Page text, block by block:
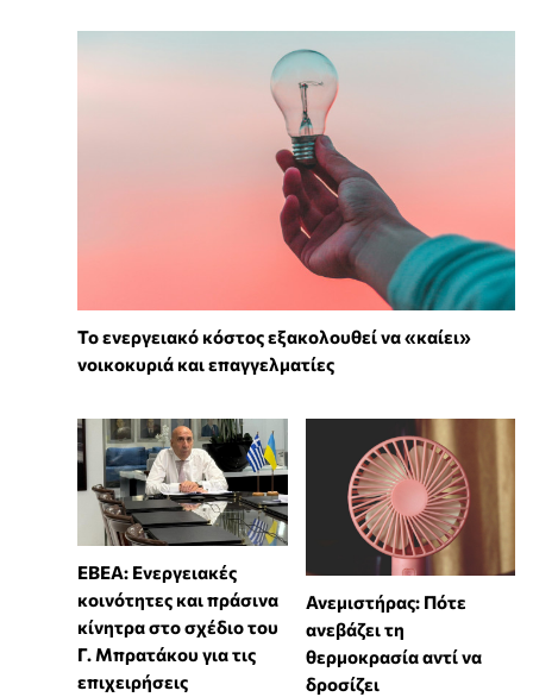
Το ενεργειακό κόστος εξακολουθεί να «καίει»
νοικοκυριά και επαγγελματίες
ΕΒΕΑ: Ενεργειακές
κοινότητες και πράσινα
κίνητρα στο σχέδιο του
Γ. Μπρατάκου για τις
επιχειρήσεις
Ανεμιστήρας: Πότε
ανεβάζει τη
θερμοκρασία αντί να
δροσίζει